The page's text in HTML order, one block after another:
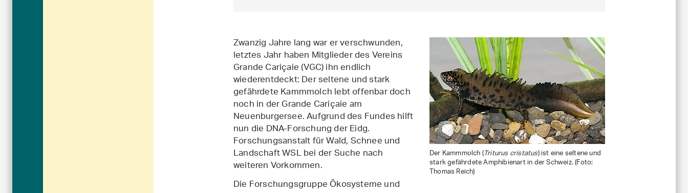
Der Kammmolch (Triturus cristatus) ist eine seltene und
stark gefährdete Amphibienart in der Schweiz. (Foto:
Thomas Reich)
Zwanzig Jahre lang war er verschwunden,
letztes Jahr haben Mitglieder des Vereins
Grande Cariçaie (VGC) ihn endlich
wiederentdeckt: Der seltene und stark
gefährdete Kammmolch lebt offenbar doch
noch in der Grande Cariçaie am
Neuenburgersee. Aufgrund des Fundes hilft
nun die DNA-Forschung der Eidg.
Forschungsanstalt für Wald, Schnee und
Landschaft WSL bei der Suche nach
weiteren Vorkommen.
Die Forschungsgruppe Ökosysteme und